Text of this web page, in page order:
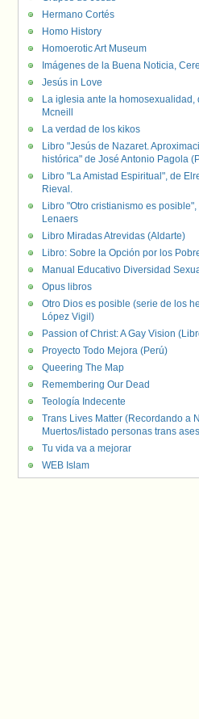
Hermano Cortés
Homo History
Homoerotic Art Museum
Imágenes de la Buena Noticia,
Jesús in Love
La iglesia ante la homosexualidad,
Mcneill
La verdad de los kikos
Libro "Jesús de Nazaret.
histórica" de José Antonio Pagola
Libro "La Amistad Espiritual", de
Rieval.
Libro "Otro cristianismo es
Lenaers
Libro Miradas Atrevidas (Aldarte)
Libro: Sobre la Opción por los
Manual Educativo Diversidad
Opus libros
Otro Dios es posible (serie de los
López Vigil)
Passion of Christ: A Gay Vision
Proyecto Todo Mejora (Perú)
Queering The Map
Remembering Our Dead
Teología Indecente
Trans Lives Matter (Recordando a
Muertos/listado personas trans
Tu vida va a mejorar
WEB Islam